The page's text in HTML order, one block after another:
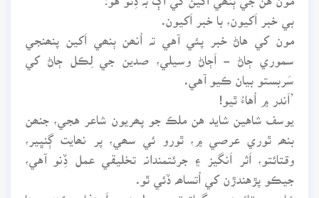
بي خبر اَکيون، با خبر اَکيون.
مون کي هاڻ خبر پئي آهي تہ اُنھن ٻنھي اَکين پنھنجي
سموري ڄاڻ - اَڄاڻ وسيلي، صدين جي لِڪل ڄاڻ کي
سَربستو بيان ڪيو آهي.
’اَندر ۾ اُهاءُ ٿيو!
يوسف شاهين شايد هن ملڪ جو پھريون شاعر هجي، جنھن
بنھہ ٿوري عرصي ۾، ٿورو ئي سھي، پر نھايت ڳنڀير،
وقتائتو، اَثر اَنگيز ۽ جرئتمندانہ تخليقي عمل ڏِنو آهي،
جيڪو پڙهندڙن کي اُتساھہ ڏئي ٿو.
شاهين، ڀٽائيءَ جي گهاڙيٽي ۽ ٻوليءَ جو اَستفادو ڪندي، بنا